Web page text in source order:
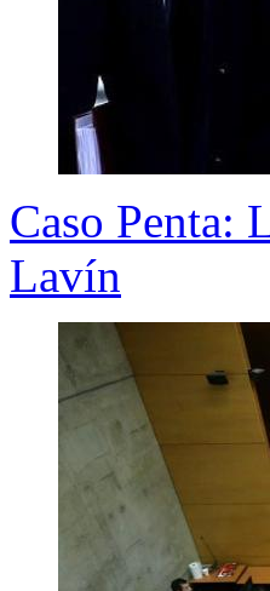
Caso Penta:
Lavín